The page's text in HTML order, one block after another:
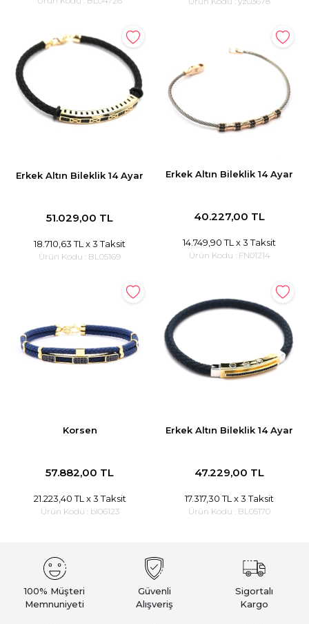
Erkek Altın Bileklik 14 Ayar
51.029,00 TL
18.710,63 TL x 3 Taksit
Ürün Kodu : BL05169
Erkek Altın Bileklik 14 Ayar
40.227,00 TL
14.749,90 TLx 3 Taksit
Ürün Kodu : FN01214
Korsen
57.882,00 TL
21.223,40 TL x 3 Taksit
Ürün Kodu : bl06123
Erkek Altın Bileklik 14 Ayar
47.229,00 TL
17.317,30 TL x 3 Taksit
Ürün Kodu : BL05170
100% Müşteri
Memnuniyeti
Güvenli
Alışveriş
Sigortalı
Kargo